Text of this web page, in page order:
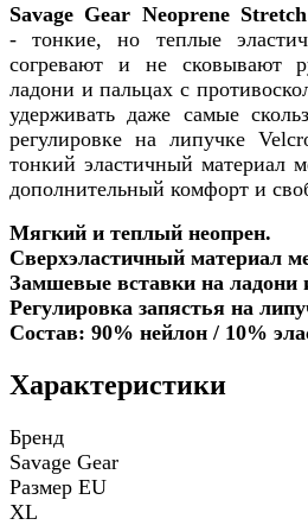
Savage Gear Neoprene
- тонкие, но теплые
согревают и не сковывают
ладони и пальцах с
удерживать даже самые
регулировке на липучке
тонкий эластичный материал
дополнительный комфорт и
Мягкий и теплый неопрен.
Сверхэластичный материал
Замшевые вставки на ладони
Регулировка запястья на
Состав: 90% нейлон / 10%
Характеристики
Бренд
Savage Gear
Размер EU
XL